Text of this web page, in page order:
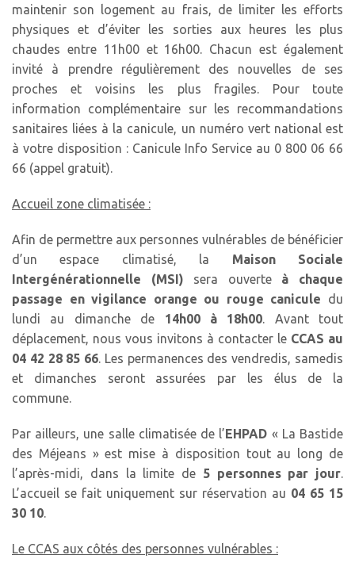
maintenir son logement au frais, de limiter les efforts
physiques et d’éviter les sorties aux heures les plus
chaudes entre 11h00 et 16h00. Chacun est également
invité à prendre régulièrement des nouvelles de ses
proches et voisins les plus fragiles. Pour toute
information complémentaire sur les recommandations
sanitaires liées à la canicule, un numéro vert national est
à votre disposition : Canicule Info Service au 0 800 06 66
66 (appel gratuit).
Accueil zone climatisée :
Afin de permettre aux personnes vulnérables de bénéficier
d’un espace climatisé, la Maison Sociale
Intergénérationnelle (MSI) sera ouverte à chaque
passage en vigilance orange ou rouge canicule du
lundi au dimanche de 14h00 à 18h00. Avant tout
déplacement, nous vous invitons à contacter le CCAS au
04 42 28 85 66. Les permanences des vendredis, samedis
et dimanches seront assurées par les élus de la
commune.
Par ailleurs, une salle climatisée de l’EHPAD « La Bastide
des Méjeans » est mise à disposition tout au long de
l’après-midi, dans la limite de 5 personnes par jour.
L’accueil se fait uniquement sur réservation au 04 65 15
30 10.
Le CCAS aux côtés des personnes vulnérables :